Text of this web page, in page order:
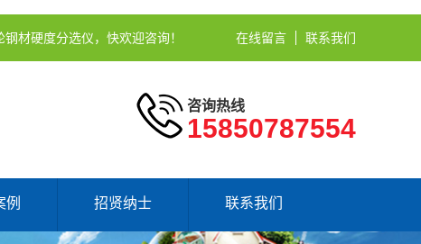
材硬度分选仪，快欢迎咨询！ 在线留言 联系我们
咨询热线
15850787554
例 招贤纳士 联系我们